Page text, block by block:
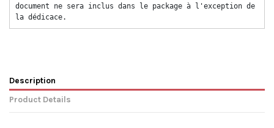
document ne sera inclus dans le package à l'exception de
la dédicace.
Description
Product Details